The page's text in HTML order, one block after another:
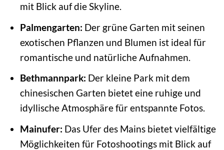
mit Blick auf die Skyline.
Palmengarten: Der grüne Garten mit seinen
exotischen Pflanzen und Blumen ist ideal für
romantische und natürliche Aufnahmen.
Bethmannpark: Der kleine Park mit dem
chinesischen Garten bietet eine ruhige und
idyllische Atmosphäre für entspannte Fotos.
Mainufer: Das Ufer des Mains bietet vielfältige
Möglichkeiten für Fotoshootings mit Blick auf